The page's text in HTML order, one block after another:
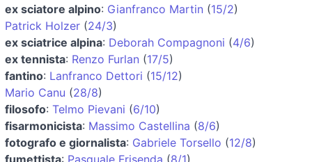
ex sciatore alpino: Gianfranco Martin (15/2)
Patrick Holzer (24/3)
ex sciatrice alpina: Deborah Compagnoni (4/6)
ex tennista: Renzo Furlan (17/5)
fantino: Lanfranco Dettori (15/12)
Mario Canu (28/8)
filosofo: Telmo Pievani (6/10)
fisarmonicista: Massimo Castellina (8/6)
fotografo e giornalista: Gabriele Torsello (12/8)
fumettista: Pasquale Frisenda (8/1)